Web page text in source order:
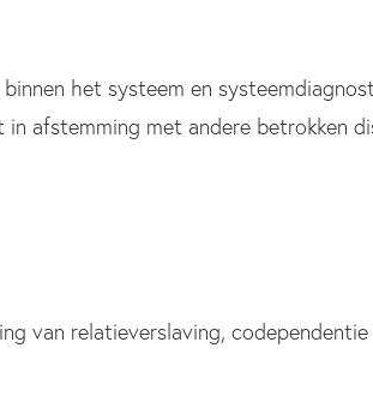
het systeem en
afstemming met andere betrokken
van relatieverslaving,